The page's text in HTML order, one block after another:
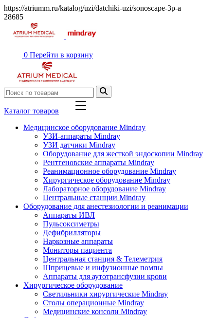
https://atriumm.ru/katalog/uzi/datchiki-uzi/sonoscape-3p-a
28685
0 Перейти в корзину
Каталог товаров
Медицинское оборудование Mindray
УЗИ-аппараты Mindray
УЗИ датчики Mindray
Оборудование для жесткой эндоскопии Mindray
Рентгеновские аппараты Mindray
Реанимационное оборудование Mindray
Хирургическое оборудование Mindray
Лабораторное оборудование Mindray
Центральные станции Mindray
Оборудование для анестезиологии и реанимации
Аппараты ИВЛ
Пульсоксиметры
Дефибрилляторы
Наркозные аппараты
Мониторы пациента
Центральная станция & Телеметрия
Шприцевые и инфузионные помпы
Аппараты для аутотрансфузии крови
Хирургическое оборудование
Светильники хирургические Mindray
Столы операционные Mindray
Медицинские консоли Mindray